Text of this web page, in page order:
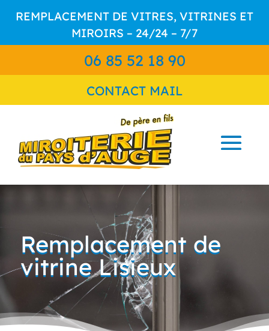
REMPLACEMENT DE VITRES, VITRINES ET
MIROIRS – 24/24 – 7/7
06 85 52 18 90
CONTACT MAIL
Remplacement de
vitrine Lisieux